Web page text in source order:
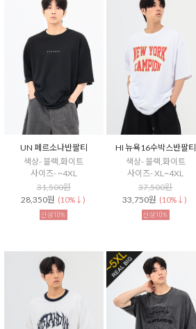
UN 페르소나반팔티
색상- 블랙,화이트
사이즈- ~4XL
31,500원
28,350원 (10%↓)
HI 뉴욕16수박스반팔티
색상- 블랙,화이트
사이즈- XL~4XL
37,500원
33,750원 (10%↓)